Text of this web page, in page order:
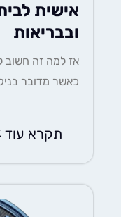
אישית לבית –
ובבריאות
אז למה זה חשוב לבחור
כאשר מדובר בניקיון
תקרא עוד